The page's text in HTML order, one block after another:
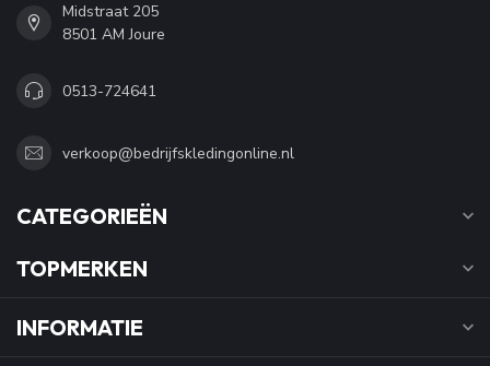
Midstraat 205
8501 AM Joure
0513-724641
verkoop@bedrijfskledingonline.nl
CATEGORIEËN
TOPMERKEN
INFORMATIE